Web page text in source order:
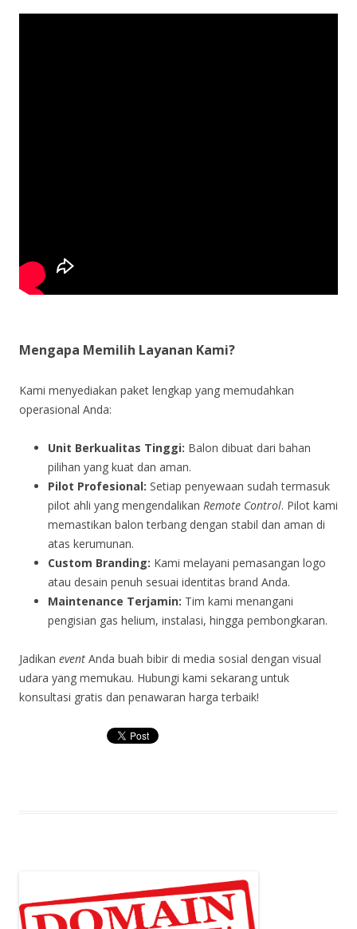
Mengapa Memilih Layanan Kami?
Kami menyediakan paket lengkap yang memudahkan
operasional Anda:
Unit Berkualitas Tinggi: Balon dibuat dari bahan
pilihan yang kuat dan aman.
Pilot Profesional: Setiap penyewaan sudah termasuk
pilot ahli yang mengendalikan Remote Control. Pilot kami
memastikan balon terbang dengan stabil dan aman di
atas kerumunan.
Custom Branding: Kami melayani pemasangan logo
atau desain penuh sesuai identitas brand Anda.
Maintenance Terjamin: Tim kami menangani
pengisian gas helium, instalasi, hingga pembongkaran.
Jadikan event Anda buah bibir di media sosial dengan visual
udara yang memukau. Hubungi kami sekarang untuk
konsultasi gratis dan penawaran harga terbaik!